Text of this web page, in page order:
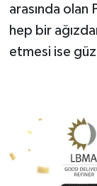
arasında olan
hep bir
etmesi ise